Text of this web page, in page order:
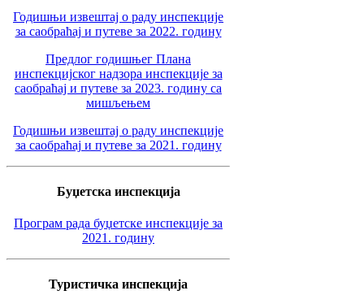
Годишњи извештај о раду инспекције
за саобраћај и путеве за 2022. годину
Предлог годишњег Плана
инспекцијског надзора инспекције за
саобраћај и путеве за 2023. годину са
мишљењем
Годишњи извештај о раду инспекције
за саобраћај и путеве за 2021. годину
Буџетска инспекција
Програм рада буџетске инспекције за
2021. годину
Туристичка инспекција